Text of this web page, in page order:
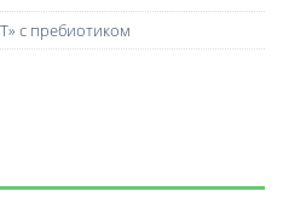
с пребиотиком